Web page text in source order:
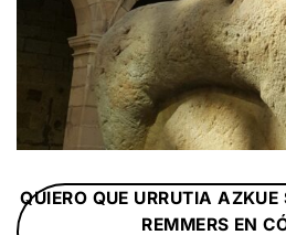
QUIERO QUE URRUTIA
REMMERS EN